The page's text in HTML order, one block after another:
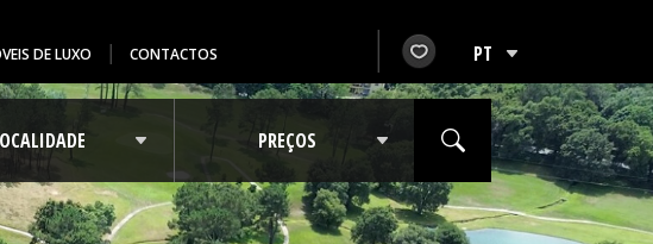
DE LUXO CONTACTOS